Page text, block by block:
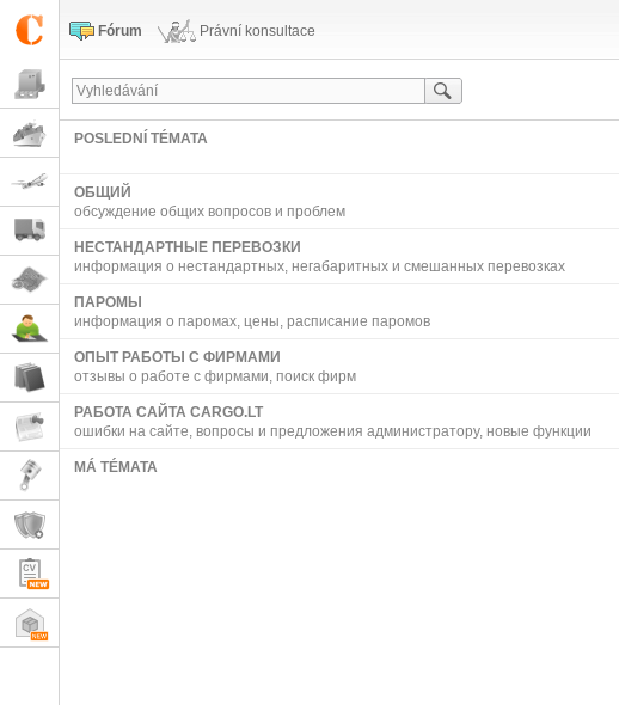
Fórum Právní konsultace
POSLEDNÍ TÉMATA
ОБЩИЙ
обсуждение общих вопросов и проблем
НЕСТАНДАРТНЫЕ ПЕРЕВОЗКИ
информация о нестандартных, негабаритных и смешанных перевозках
ПАРОМЫ
информация о паромах, цены, расписание паромов
ОПЫТ РАБОТЫ С ФИРМАМИ
отзывы о работе с фирмами, поиск фирм
РАБОТА САЙТА CARGO.LT
ошибки на сайте, вопросы и предложения администратору, новые функции
MÁ TÉMATA